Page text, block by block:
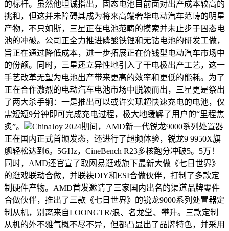
的标杆。虽然他坦诚指出，固态电池目前面对出产成本较高的
挑和，但这并未障碍其成为将来高端奢华电动汽车范畴的明星
产物，不只如斯，三星正在电池范畴的摸索并未止步于固态电
池的冲破。公司正全力推进磷酸铁锂和无钴电池的研发工做，
旨正在通过降低成本，进一步拓展正在价钱型电动汽车市场中
的份额。同时，三星还立异性地引入了干电极出产工艺，这一
手艺改革无望为电池出产带来更高的效率和更低的能耗。为了
正在合作激烈的电动汽车电池市场中脱颖而出，三星更是祭出
了两大杀手锏：一是推出可以或许实现超快速充电的电池，仅
需短短9分钟即可完成充电过程，极大地缓解了用户的“里程焦
炙”。
ChinaJoy 2024期间，AMD新一代锐龙9000系列处置器
正在国内正式首颁发态，还进行了超频体验，锐龙9 9950X旗
舰轻松达到6。5GHz，CineBench R23多核跑分冲破5。5万！
同时，AMD还官宣了取网易逛戏旗下最新大做《七日世界》
的逛戏联动合做，并联袂DIY和ESI合做伙伴，打制了多款定
制硬件产物。AMD首发邀请了三家国内出名的渠道品牌零件
合做伙伴，推出了三款《七日世界》的锐龙9000系列处置器定
制从机，别离来自LOONGTR/浪、名龙堂、攀升。三款定制
从机的外不雅气概不尽不异，但都凸显出了品牌特色，并采用